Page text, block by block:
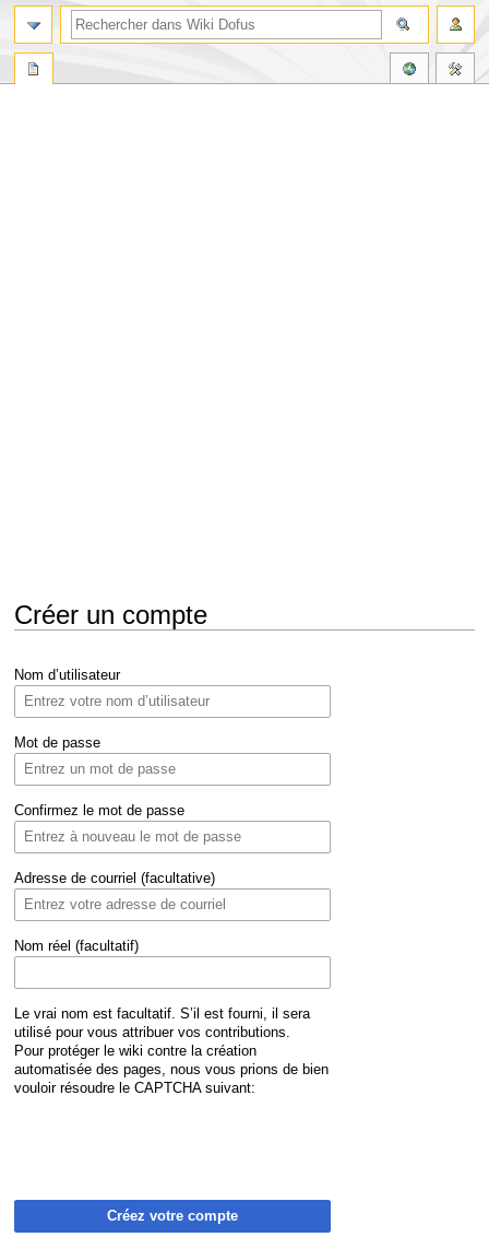
Créer un compte
à
navigation
à
recherche
Nom d’utilisateur
Mot de passe
Confirmez le mot de passe
Adresse de courriel (facultative)
Nom réel (facultatif)
Le vrai nom est facultatif. S’il est fourni, il sera
utilisé pour vous attribuer vos contributions.
Pour protéger le wiki contre la création
automatisée des pages, nous vous prions de bien
vouloir résoudre le CAPTCHA suivant:
Créez votre compte